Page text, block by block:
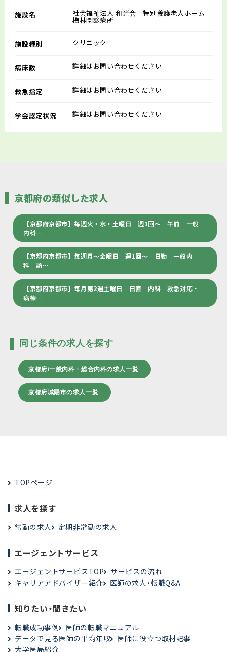
施設名 社会福祉法人 和光会 特別養護老人ホーム
梅林園診療所
施設種別 クリニック
病床数 詳細はお問い合わせください
救急指定 詳細はお問い合わせください
学会認定状況 詳細はお問い合わせください
京都府の類似した求人
【京都府京都市】毎週火・水・土曜日 週1回～ 午前 一般
内科…
【京都府京都市】毎週月～金曜日 週1回～ 日勤 一般内
科 訪…
【京都府京都市】毎月第2週土曜日 日直 内科 救急対応・
病棟…
同じ条件の求人を探す
京都府/一般内科・総合内科の求人一覧
京都府城陽市の求人一覧
TOPページ
求人を探す
常勤の求人 定期非常勤の求人
エージェントサービス
エージェントサービスTOP
サービスの流れ
キャリアアドバイザー紹介
医師の求人・転職Q&A
知りたい・聞きたい
転職成功事例
医師の転職マニュアル
データで見る医師の平均年収
医師に役立つ取材記事
大学医局紹介